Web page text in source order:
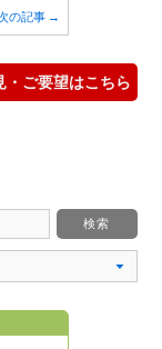
の記事 →
・ご要望はこちら